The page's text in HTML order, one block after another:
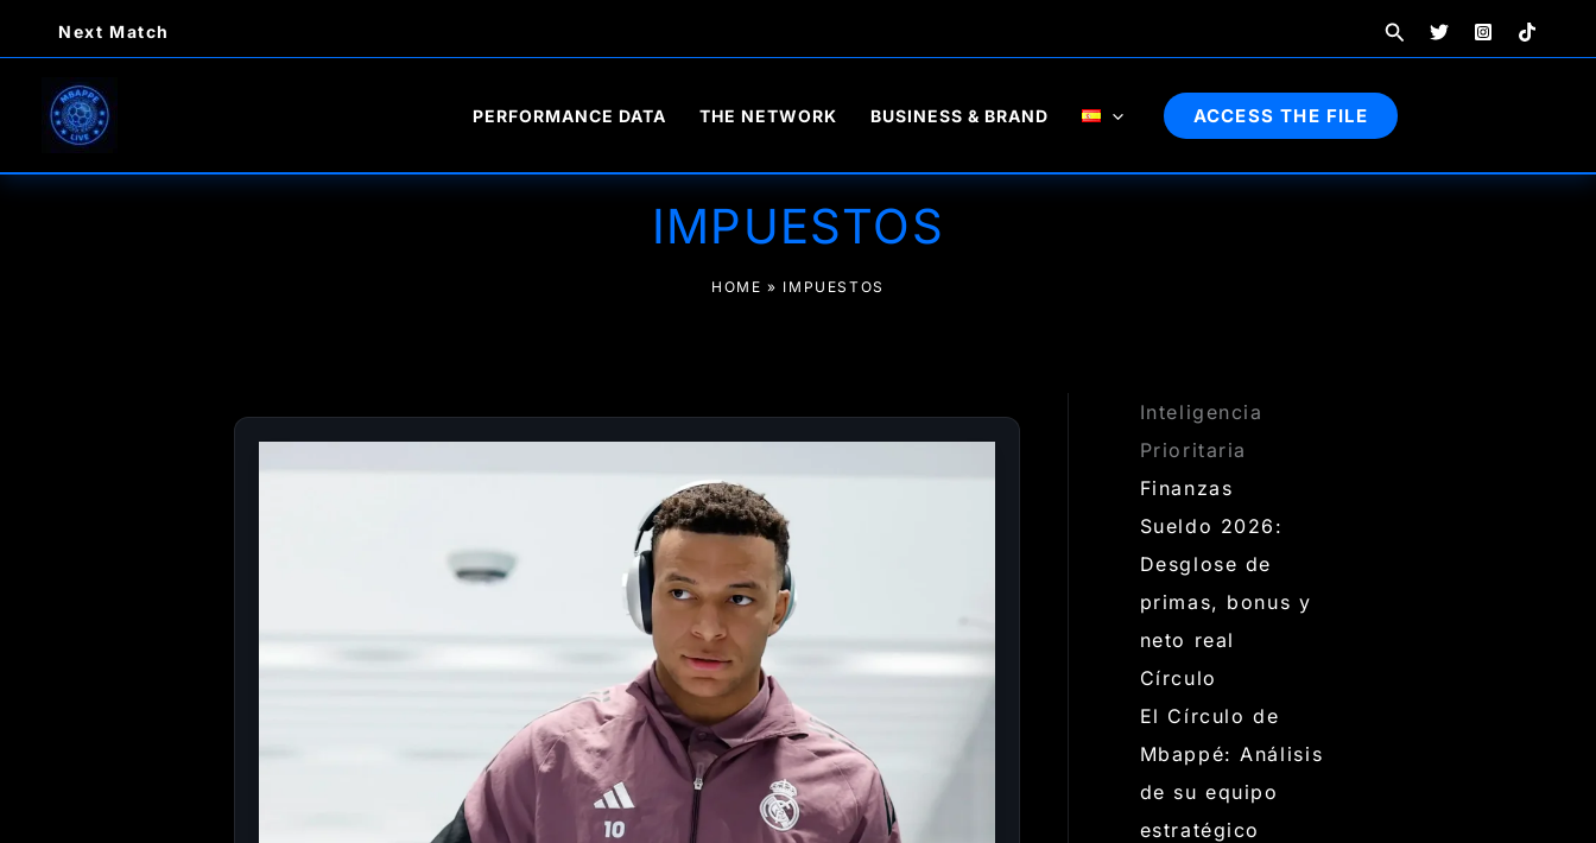
contenido
Next Match Buscar
PERFORMANCE DATA THE NETWORK BUSINESS & BRAND ACCESS THE FILE
IMPUESTOS
HOME » IMPUESTOS
Inteligencia
Prioritaria
Finanzas
Sueldo 2026:
Desglose de
primas, bonus y
neto real
Círculo
El Círculo de
Mbappé: Análisis
de su equipo
estratégico